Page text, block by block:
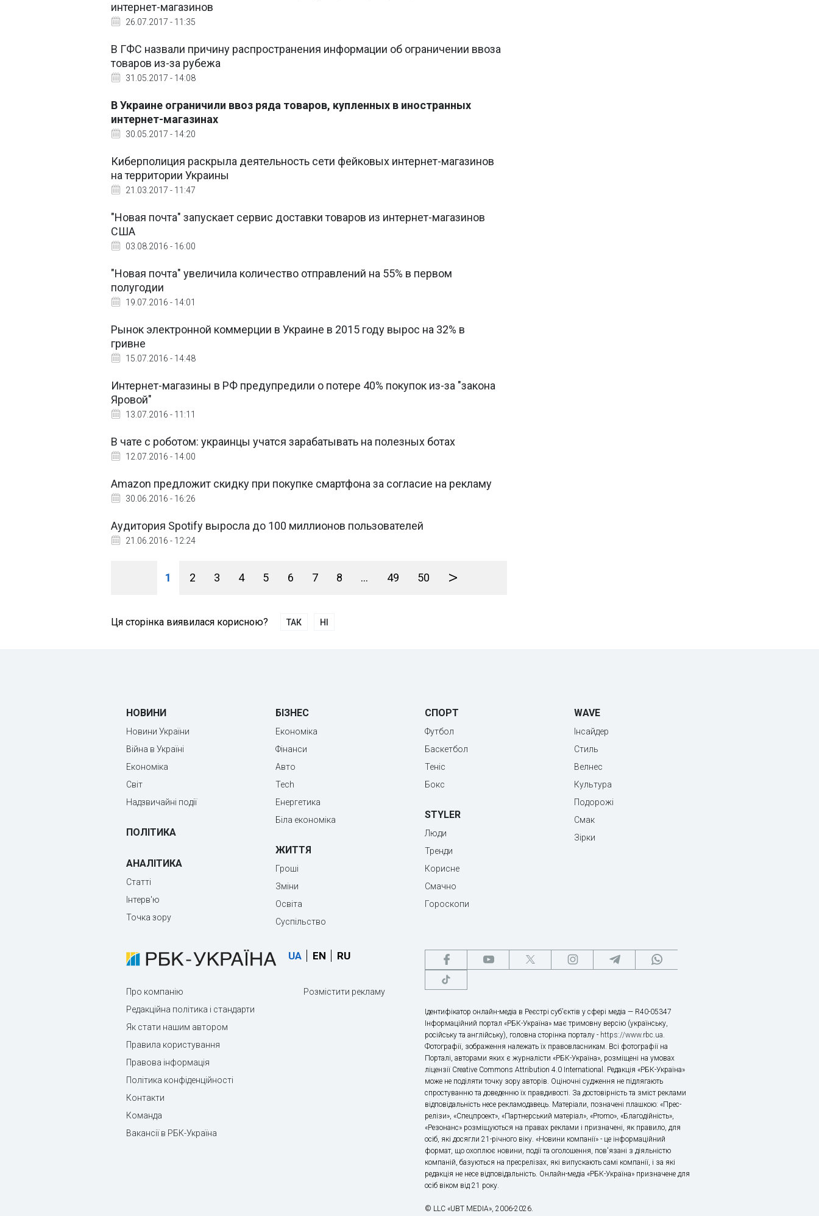
интернет-магазинов
26.07.2017 - 11:35
В ГФС назвали причину распространения информации об ограничении ввоза
товаров из-за рубежа
31.05.2017 - 14:08
В Украине ограничили ввоз ряда товаров, купленных в иностранных
интернет-магазинах
30.05.2017 - 14:20
Киберполиция раскрыла деятельность сети фейковых интернет-магазинов
на территории Украины
21.03.2017 - 11:47
"Новая почта" запускает сервис доставки товаров из интернет-магазинов
США
03.08.2016 - 16:00
"Новая почта" увеличила количество отправлений на 55% в первом
полугодии
19.07.2016 - 14:01
Рынок электронной коммерции в Украине в 2015 году вырос на 32% в
гривне
15.07.2016 - 14:48
Интернет-магазины в РФ предупредили о потере 40% покупок из-за "закона
Яровой"
13.07.2016 - 11:11
В чате с роботом: украинцы учатся зарабатывать на полезных ботах
12.07.2016 - 14:00
Amazon предложит скидку при покупке смартфона за согласие на рекламу
30.06.2016 - 16:26
Аудитория Spotify выросла до 100 миллионов пользователей
21.06.2016 - 12:24
1 2 3 4 5 6 7 8 ... 49 50 >
Ця сторінка виявилася корисною? ТАК НІ
НОВИНИ
Новини України
Війна в Україні
Економіка
Світ
Надзвичайні події
ПОЛІТИКА
АНАЛІТИКА
Статті
Інтерв'ю
Точка зору
БІЗНЕС
Економіка
Фінанси
Авто
Tech
Енергетика
Біла економіка
ЖИТТЯ
Гроші
Зміни
Освіта
Суспільство
СПОРТ
Футбол
Баскетбол
Теніс
Бокс
STYLER
Люди
Тренди
Корисне
Смачно
Гороскопи
WAVE
Інсайдер
Стиль
Велнес
Культура
Подорожі
Смак
Зірки
UA EN RU
Про компанію
Редакційна політика і стандарти
Як стати нашим автором
Правила користування
Правова інформація
Політика конфіденційності
Контакти
Команда
Вакансії в РБК-Україна
Розмістити рекламу
Ідентифікатор онлайн-медіа в Реєстрі суб’єктів у сфері медіа — R40-05347
Інформаційний портал «РБК-Україна» має тримовну версію (українську,
російську та англійську), головна сторінка порталу - https://www.rbc.ua.
Фотографії, зображення належать їх правовласникам. Всі фотографії на
Порталі, авторами яких є журналісти «РБК-Україна», розміщені на умовах
ліцензії Creative Commons Attribution 4.0 International. Редакція «РБК-Україна»
може не поділяти точку зору авторів. Оціночні судження не підлягають
спростуванню та доведенню їх правдивості. За достовірність та зміст реклами
відповідальність несе рекламодавець. Матеріали, позначені плашкою: «Прес-
релізи», «Спецпроект», «Партнерський матеріал», «Promo», «Благодійність»,
«Резонанс» розміщуються на правах реклами і призначені, як правило, для
осіб, які досягли 21-річного віку. «Новини компанії» - це інформаційний
формат, що охоплює новини, події та оголошення, пов'язані з діяльністю
компаній, базуються на пресрелізах, які випускають самі компанії, і за які
редакція не несе відповідальність. Онлайн-медіа «РБК-Україна» призначене для
осіб віком від 21 року.
© LLC «UBT MEDIA», 2006-2026.